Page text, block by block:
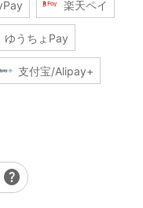
楽天ペイ
ゆうちょPay
支付宝/Alipay+
help